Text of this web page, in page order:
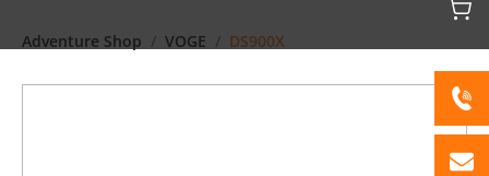
Adventure Shop VOGE DS900X